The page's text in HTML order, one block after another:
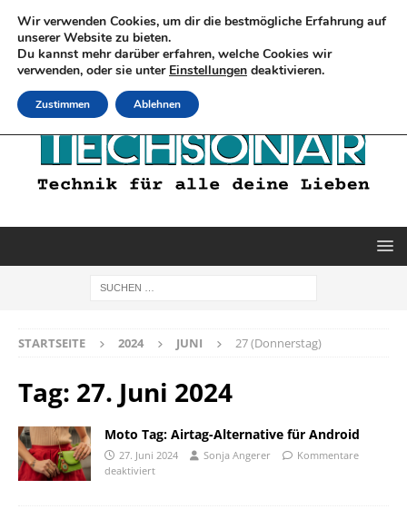
STARTSEITE 2024 JUNI 27 (Donnerstag)
Tag: 27. Juni 2024
Moto Tag: Airtag-Alternative für Android
27. Juni 2024 Sonja Angerer
Kommentare
deaktiviert
Wir verwenden Cookies, um dir die bestmögliche Erfahrung auf
unserer Website zu bieten.
Du kannst mehr darüber erfahren, welche Cookies wir
verwenden, oder sie unter Einstellungen deaktivieren.
Zustimmen Ablehnen